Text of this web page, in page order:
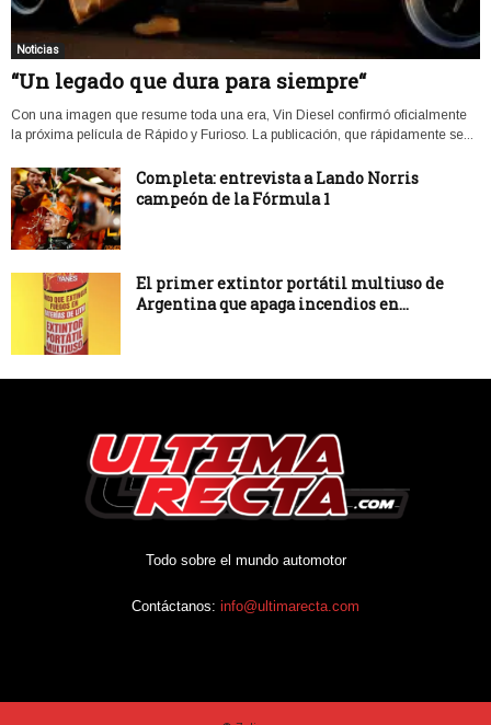
Noticias
“Un legado que dura para siempre“
Con una imagen que resume toda una era, Vin Diesel confirmó oficialmente
la próxima película de Rápido y Furioso. La publicación, que rápidamente se...
Completa: entrevista a Lando Norris
campeón de la Fórmula 1
El primer extintor portátil multiuso de
Argentina que apaga incendios en...
Todo sobre el mundo automotor
Contáctanos: info@ultimarecta.com